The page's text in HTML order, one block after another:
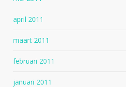
april 2011
maart 2011
februari 2011
januari 2011